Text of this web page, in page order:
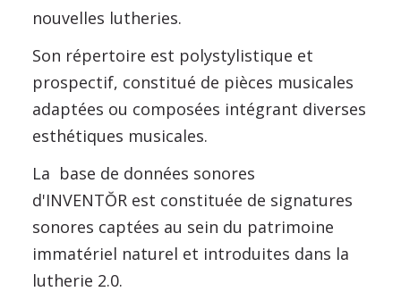
nouvelles lutheries.
Son répertoire est polystylistique et
prospectif, constitué de pièces musicales
adaptées ou composées intégrant diverses
esthétiques musicales.
La base de données sonores
d'INVENTŎR est constituée de signatures
sonores captées au sein du patrimoine
immatériel naturel et introduites dans la
lutherie 2.0.